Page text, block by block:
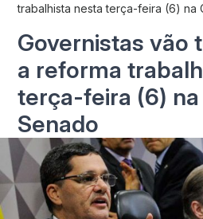
trabalhista nesta terça-feira (6) na
Governistas vão
a reforma
terça-feira (6) na
Senado